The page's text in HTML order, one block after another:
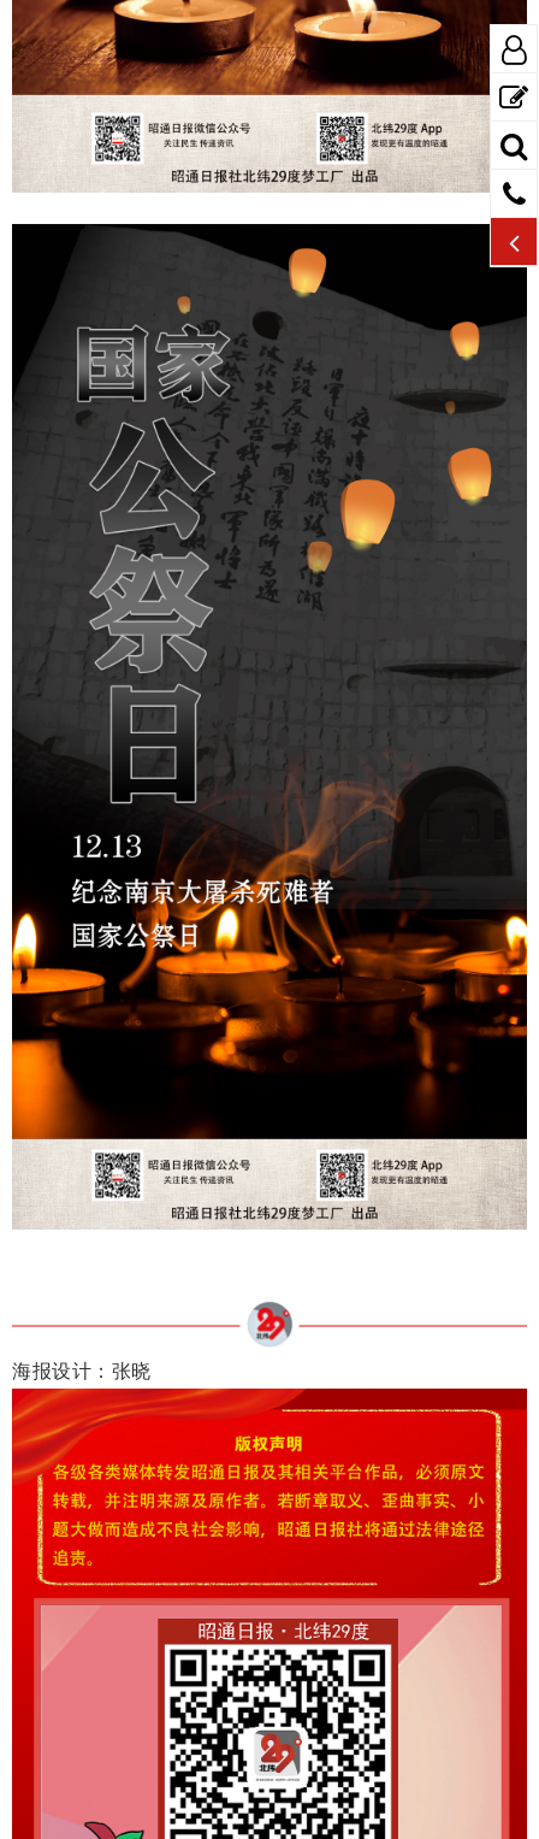
海报设计：张晓